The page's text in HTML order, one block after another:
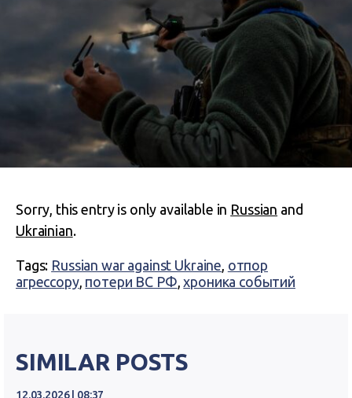
Sorry, this entry is only available in Russian and
Ukrainian.
Tags: Russian war against Ukraine, отпор
агрессору, потери ВС РФ,хроника событий
SIMILAR POSTS
12.03.2026 | 08:37